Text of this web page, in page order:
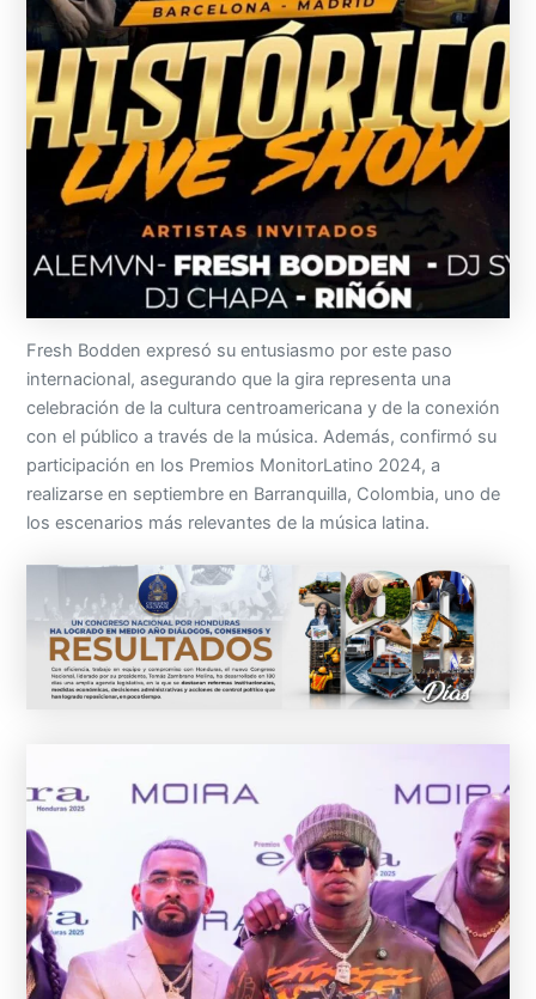
Fresh Bodden expresó su entusiasmo por este paso
internacional, asegurando que la gira representa una
celebración de la cultura centroamericana y de la conexión
con el público a través de la música. Además, confirmó su
participación en los Premios MonitorLatino 2024, a
realizarse en septiembre en Barranquilla, Colombia, uno de
los escenarios más relevantes de la música latina.